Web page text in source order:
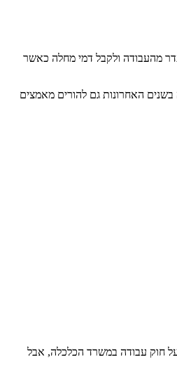
מהעבודה ולקבל דמי מחלה כאשר
בשנים האחרונות גם להורים מאמצים
חוק עבודה במשרד הכלכלה, אבל